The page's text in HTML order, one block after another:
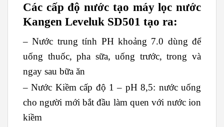
Các cấp độ nước tạo máy lọc nước
Kangen Leveluk SD501 tạo ra:
– Nước trung tính PH khoảng 7.0 dùng để
uống thuốc, pha sữa, uống trước, trong và
ngay sau bữa ăn
– Nước Kiềm cấp độ 1 – pH 8,5: nước uống
cho người mới bắt đầu làm quen với nước ion
kiềm